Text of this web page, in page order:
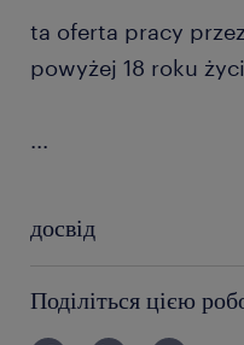
ta oferta pracy
powyżej 18 roku
...
досвід
Поділіться цією